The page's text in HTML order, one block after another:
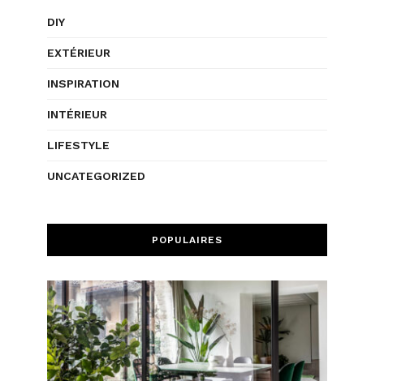
DIY
EXTÉRIEUR
INSPIRATION
INTÉRIEUR
LIFESTYLE
UNCATEGORIZED
POPULAIRES